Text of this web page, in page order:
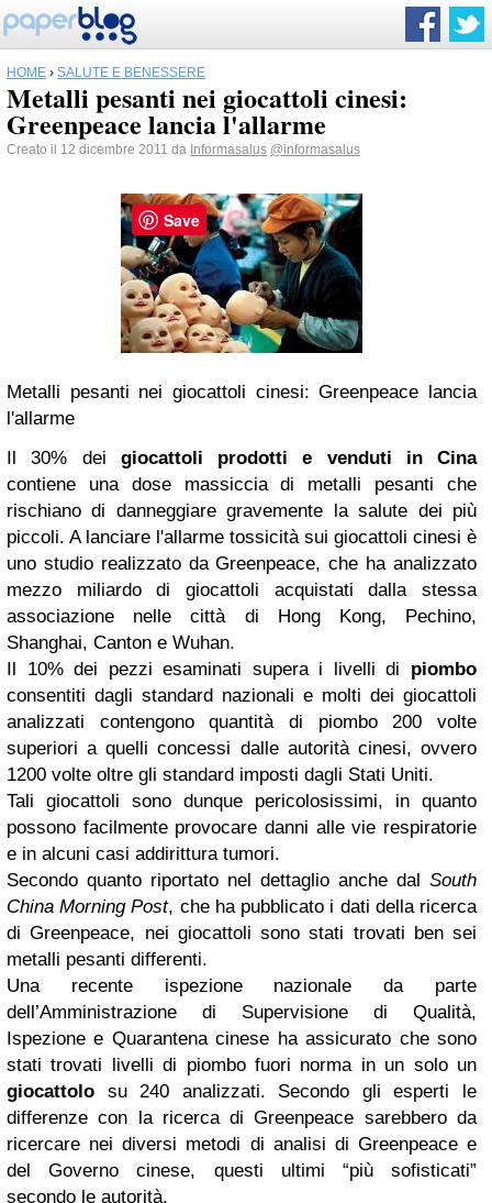
HOME › SALUTE E BENESSERE
Metalli pesanti nei giocattoli cinesi:
Greenpeace lancia l'allarme
Creato il 12 dicembre 2011 da Informasalus @informasalus
Metalli pesanti nei giocattoli cinesi: Greenpeace lancia
l'allarme
Il 30% dei giocattoli prodotti e venduti in Cina
contiene una dose massiccia di metalli pesanti che
rischiano di danneggiare gravemente la salute dei più
piccoli. A lanciare l'allarme tossicità sui giocattoli cinesi è
uno studio realizzato da Greenpeace, che ha analizzato
mezzo miliardo di giocattoli acquistati dalla stessa
associazione nelle città di Hong Kong, Pechino,
Shanghai, Canton e Wuhan.
Il 10% dei pezzi esaminati supera i livelli di piombo
consentiti dagli standard nazionali e molti dei giocattoli
analizzati contengono quantità di piombo 200 volte
superiori a quelli concessi dalle autorità cinesi, ovvero
1200 volte oltre gli standard imposti dagli Stati Uniti.
Tali giocattoli sono dunque pericolosissimi, in quanto
possono facilmente provocare danni alle vie respiratorie
e in alcuni casi addirittura tumori.
Secondo quanto riportato nel dettaglio anche dal South
China Morning Post, che ha pubblicato i dati della ricerca
di Greenpeace, nei giocattoli sono stati trovati ben sei
metalli pesanti differenti.
Una recente ispezione nazionale da parte
dell’Amministrazione di Supervisione di Qualità,
Ispezione e Quarantena cinese ha assicurato che sono
stati trovati livelli di piombo fuori norma in un solo un
giocattolo su 240 analizzati. Secondo gli esperti le
differenze con la ricerca di Greenpeace sarebbero da
ricercare nei diversi metodi di analisi di Greenpeace e
del Governo cinese, questi ultimi “più sofisticati”
secondo le autorità.
Save